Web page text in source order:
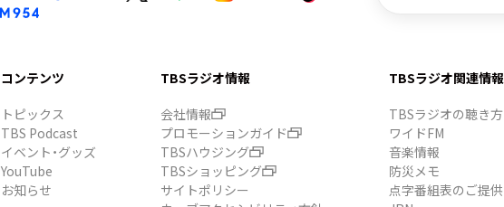
コンテンツ
トピックス
TBS Podcast
イベント・グッズ
YouTube
お知らせ
TBSラジオ情報
会社情報
プロモーションガイド
TBSハウジング
TBSショッピング
サイトポリシー
TBSラジオ関連情報
TBSラジオの聴き方
ワイドFM
音楽情報
防災メモ
点字番組表のご提供